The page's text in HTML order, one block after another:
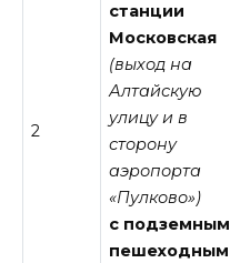
2
станции
Московская
(выход на
Алтайскую
улицу и в
сторону
аэропорта
«Пулково»)
с подземным
пешеходным